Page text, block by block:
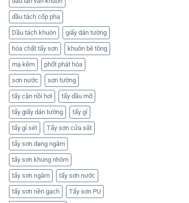
dầu tách cốp pha
Dầu tách khuôn giấy dán tường
hóa chất tẩy sơn khuôn bê tông
mạ kẽm phốt phát hóa
sơn nước sơn tường
tẩy cặn nồi hơi tẩy dầu mỡ
tẩy giấy dán tường tẩy gỉ
tẩy gỉ sét Tẩy sơn cửa sắt
tẩy sơn dạng ngâm
tẩy sơn khung nhôm
tẩy sơn ngâm tẩy sơn nước
tẩy sơn nền gạch Tẩy sơn PU